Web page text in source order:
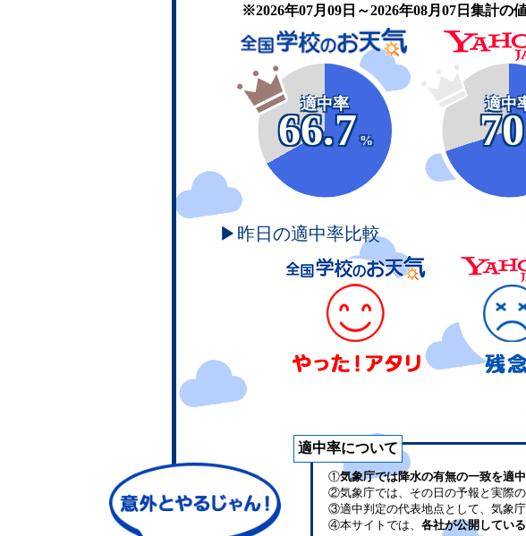
※2026年07月09日～2026年08月07日集計の
適中率
66.7
%
適中
▶昨日の適中率比較
適中率について
①気象庁では降水の有無の一致を適中
②気象庁では、その日の予報と実際の
③適中判定の代表地点として、気象
④本サイトでは、 各社が公開してい